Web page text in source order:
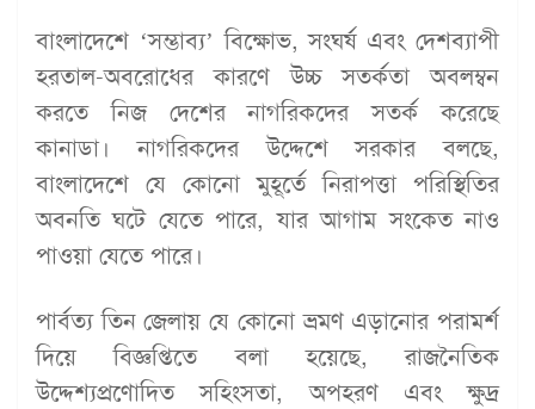
বাংলাদেশে ‘সম্ভাব্য’ বিক্ষোভ, সংঘর্ষ এবং দেশব্যাপী
হরতাল-অবরোধের কারণে উচ্চ সতর্কতা অবলম্বন
করতে নিজ দেশের নাগরিকদের সতর্ক করেছে
কানাডা। নাগরিকদের উদ্দেশে সরকার বলছে,
বাংলাদেশে যে কোনো মুহূর্তে নিরাপত্তা পরিস্থিতির
অবনতি ঘটে যেতে পারে, যার আগাম সংকেত নাও
পাওয়া যেতে পারে।
পার্বত্য তিন জেলায় যে কোনো ভ্রমণ এড়ানোর পরামর্শ
দিয়ে বিজ্ঞপ্তিতে বলা হয়েছে, রাজনৈতিক
উদ্দেশ্যপ্রণোদিত সহিংসতা, অপহরণ এবং ক্ষুদ্র